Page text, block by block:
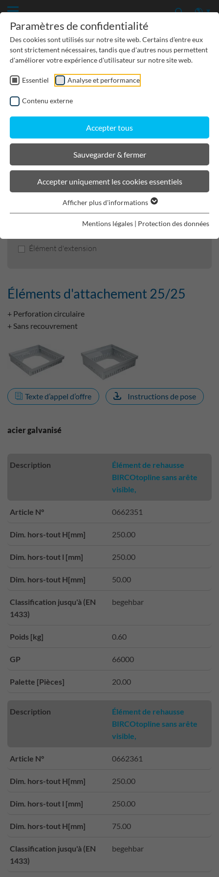
TP-GÉNIE CIVIL
PROTECTION DES EAUX SOUTERRAINES
URBANISME, PAYSAGISME
BIRCOtopline®
Filtrer les produits
Élément d'extension
Éléments d'attachement 25/25
+ Perforation circulaire
+ Sans recouvrement
Texte d’appel d’offre Instructions de pose
acier galvanisé
Description
Élément de rehausse
BIRCOtopline sans arête
visible,
Article N° 0662351
Dim. hors-tout H[mm] 250.00
Dim. hors-tout l [mm] 250.00
Dim. hors-tout H[mm] 50.00
Classification jusqu'à (EN
1433)
begehbar
Poids [kg] 0.60
GP 66000
Palette [Pièces] 20.00
Description
Élément de rehausse
BIRCOtopline sans arête
visible,
Article N° 0662361
Dim. hors-tout H[mm] 250.00
Dim. hors-tout l [mm] 250.00
Dim. hors-tout H[mm] 75.00
Classification jusqu'à (EN
1433)
begehbar
Paramètres de confidentialité
Des cookies sont utilisés sur notre site web. Certains d'entre eux
sont strictement nécessaires, tandis que d'autres nous permettent
d'améliorer votre expérience d'utilisateur sur notre site web.
Essentiel Analyse et performance
Contenu externe
Accepter tous
Sauvegarder & fermer
Accepter uniquement les cookies essentiels
Afficher plus d'informations
Mentions légales | Protection des données